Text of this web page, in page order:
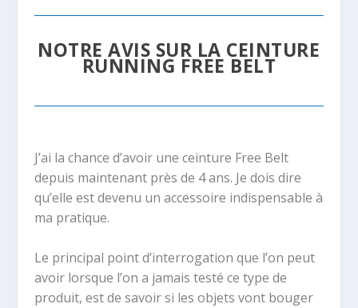
NOTRE AVIS SUR LA CEINTURE
RUNNING FREE BELT
J’ai la chance d’avoir une ceinture Free Belt
depuis maintenant près de 4 ans. Je dois dire
qu’elle est devenu un accessoire indispensable à
ma pratique.
Le principal point d’interrogation que l’on peut
avoir lorsque l’on a jamais testé ce type de
produit, est de savoir si les objets vont bouger